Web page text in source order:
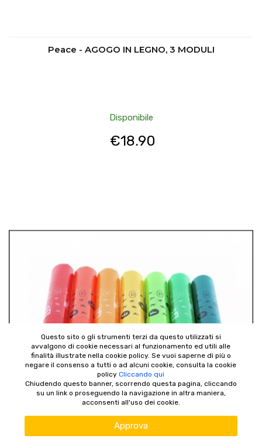
Peace - AGOGO IN LEGNO, 3 MODULI
Disponibile
€18.90
Questo sito o gli strumenti terzi da questo utilizzati si
avvalgono di cookie necessari al funzionamento ed utili alle
finalità illustrate nella cookie policy. Se vuoi saperne di più o
negare il consenso a tutti o ad alcuni cookie, consulta la cookie
policyCliccando qui
Chiudendo questo banner, scorrendo questa pagina, cliccando
su un link o proseguendo la navigazione in altra maniera,
acconsenti all'uso dei cookie.
Approva